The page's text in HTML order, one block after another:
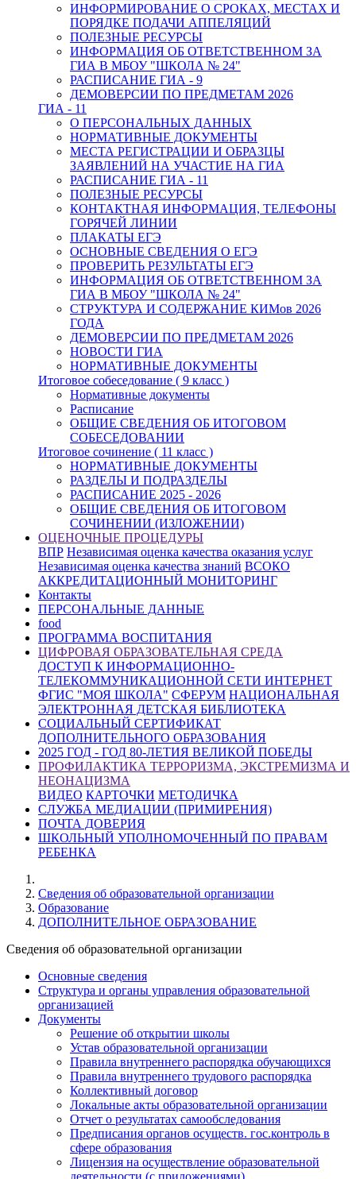
ИНФОРМИРОВАНИЕ О СРОКАХ, МЕСТАХ И
ПОРЯДКЕ ПОДАЧИ АППЕЛЯЦИЙ
ПОЛЕЗНЫЕ РЕСУРСЫ
ИНФОРМАЦИЯ ОБ ОТВЕТСТВЕННОМ ЗА
ГИА В МБОУ "ШКОЛА № 24"
РАСПИСАНИЕ ГИА - 9
ДЕМОВЕРСИИ ПО ПРЕДМЕТАМ 2026
ГИА - 11
О ПЕРСОНАЛЬНЫХ ДАННЫХ
НОРМАТИВНЫЕ ДОКУМЕНТЫ
МЕСТА РЕГИСТРАЦИИ И ОБРАЗЦЫ
ЗАЯВЛЕНИЙ НА УЧАСТИЕ НА ГИА
РАСПИСАНИЕ ГИА - 11
ПОЛЕЗНЫЕ РЕСУРСЫ
КОНТАКТНАЯ ИНФОРМАЦИЯ, ТЕЛЕФОНЫ
ГОРЯЧЕЙ ЛИНИИ
ПЛАКАТЫ ЕГЭ
ОСНОВНЫЕ СВЕДЕНИЯ О ЕГЭ
ПРОВЕРИТЬ РЕЗУЛЬТАТЫ ЕГЭ
ИНФОРМАЦИЯ ОБ ОТВЕТСТВЕННОМ ЗА
ГИА В МБОУ "ШКОЛА № 24"
СТРУКТУРА И СОДЕРЖАНИЕ КИМов 2026
ГОДА
ДЕМОВЕРСИИ ПО ПРЕДМЕТАМ 2026
НОВОСТИ ГИА
НОРМАТИВНЫЕ ДОКУМЕНТЫ
Итоговое собеседование ( 9 класс )
Нормативные документы
Расписание
ОБЩИЕ СВЕДЕНИЯ ОБ ИТОГОВОМ
СОБЕСЕДОВАНИИ
Итоговое сочинение ( 11 класс )
НОРМАТИВНЫЕ ДОКУМЕНТЫ
РАЗДЕЛЫ И ПОДРАЗДЕЛЫ
РАСПИСАНИЕ 2025 - 2026
ОБЩИЕ СВЕДЕНИЯ ОБ ИТОГОВОМ
СОЧИНЕНИИ (ИЗЛОЖЕНИИ)
ОЦЕНОЧНЫЕ ПРОЦЕДУРЫ
ВПР Независимая оценка качества оказания услуг
Независимая оценка качества знаний ВСОКО
АККРЕДИТАЦИОННЫЙ МОНИТОРИНГ
Контакты
ПЕРСОНАЛЬНЫЕ ДАННЫЕ
food
ПРОГРАММА ВОСПИТАНИЯ
ЦИФРОВАЯ ОБРАЗОВАТЕЛЬНАЯ СРЕДА
ДОСТУП К ИНФОРМАЦИОННО-
ТЕЛЕКОММУНИКАЦИОННОЙ СЕТИ ИНТЕРНЕТ
ФГИС "МОЯ ШКОЛА" СФЕРУМ НАЦИОНАЛЬНАЯ
ЭЛЕКТРОННАЯ ДЕТСКАЯ БИБЛИОТЕКА
СОЦИАЛЬНЫЙ СЕРТИФИКАТ
ДОПОЛНИТЕЛЬНОГО ОБРАЗОВАНИЯ
2025 ГОД - ГОД 80-ЛЕТИЯ ВЕЛИКОЙ ПОБЕДЫ
ПРОФИЛАКТИКА ТЕРРОРИЗМА, ЭКСТРЕМИЗМА И
НЕОНАЦИЗМА
ВИДЕО КАРТОЧКИ МЕТОДИЧКА
СЛУЖБА МЕДИАЦИИ (ПРИМИРЕНИЯ)
ПОЧТА ДОВЕРИЯ
ШКОЛЬНЫЙ УПОЛНОМОЧЕННЫЙ ПО ПРАВАМ
РЕБЕНКА
Cведения об образовательной организации
Образование
ДОПОЛНИТЕЛЬНОЕ ОБРАЗОВАНИЕ
Cведения об образовательной организации
Основные сведения
Структура и органы управления образовательной
организацией
Документы
Решение об открытии школы
Устав образовательной организации
Правила внутреннего распорядка обучающихся
Правила внутреннего трудового распорядка
Коллективный договор
Локальные акты образовательной организации
Отчет о результатах самообследования
Предписания органов осуществ. гос.контроль в
сфере образования
Лицензия на осуществление образовательной
деятельности (с приложениями)